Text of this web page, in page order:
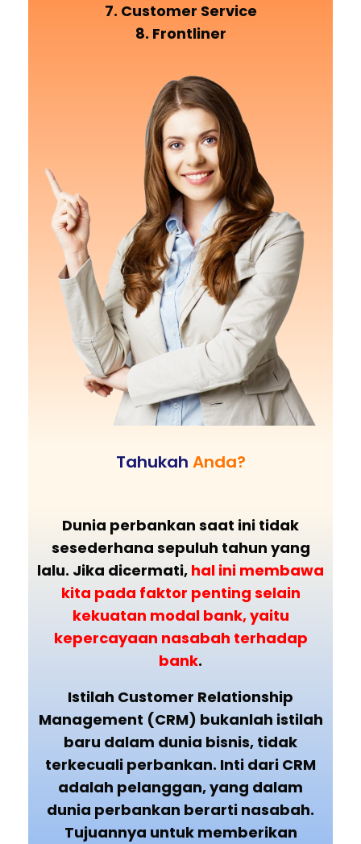
7. Customer Service
8. Frontliner
Tahukah Anda?
Dunia perbankan saat ini tidak
sesederhana sepuluh tahun yang
lalu. Jika dicermati, hal ini membawa
kita pada faktor penting selain
kekuatan modal bank, yaitu
kepercayaan nasabah terhadap
bank.
Istilah Customer Relationship
Management (CRM) bukanlah istilah
baru dalam dunia bisnis, tidak
terkecuali perbankan. Inti dari CRM
adalah pelanggan, yang dalam
dunia perbankan berarti nasabah.
Tujuannya untuk memberikan